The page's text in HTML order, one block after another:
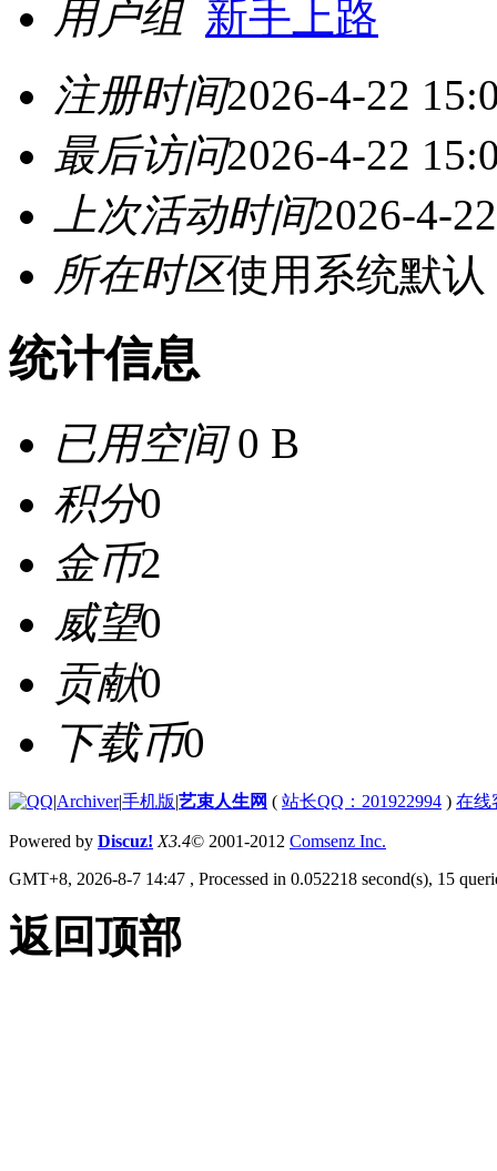
用户组 新手上路
注册时间2026-4-22
最后访问2026-4-22
上次活动时间2026-4-
所在时区使用系统默认
统计信息
已用空间0 B
积分0
金币2
威望0
贡献0
下载币0
|Archiver|手机版|艺束人生网 ( 站长QQ：201922994 ) 在线
Powered by Discuz! X3.4© 2001-2012 Comsenz Inc.
GMT+8, 2026-8-7 14:47 , Processed in 0.052218 second(s), 15
返回顶部